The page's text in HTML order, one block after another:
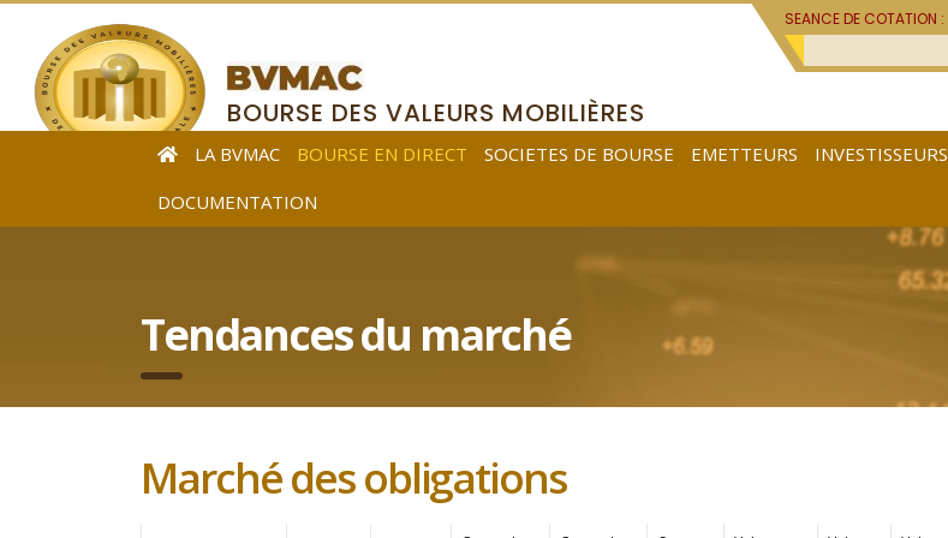
SEANCE DE COTATION :
BOURSE DES VALEURS MOBILIÈRES
DE L’AFRIQUE CENTRALE
LA BVMAC BOURSE EN DIRECT SOCIETES DE BOURSE EMETTEURS INVESTISSEURS
DOCUMENTATION
Tendances du marché
Marché des obligations